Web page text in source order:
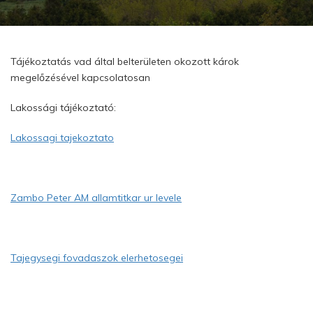
Tájékoztatás vad által belterületen okozott károk
megelőzésével kapcsolatosan
Lakossági tájékoztató:
Lakossagi tajekoztato
Zambo Peter AM allamtitkar ur levele
Tajegysegi fovadaszok elerhetosegei